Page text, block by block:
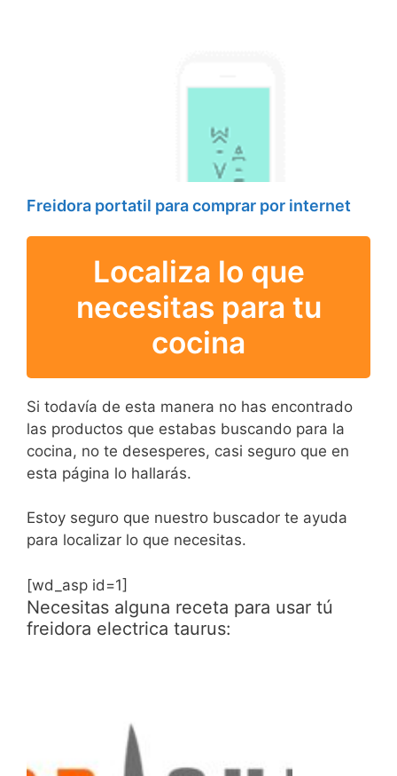
Freidora portatil para comprar por internet
Localiza lo que
necesitas para tu
cocina
Si todavía de esta manera no has encontrado
las productos que estabas buscando para la
cocina, no te desesperes, casi seguro que en
esta página lo hallarás.
Estoy seguro que nuestro buscador te ayuda
para localizar lo que necesitas.
[wd_asp id=1]
Necesitas alguna receta para usar tú
freidora electrica taurus: